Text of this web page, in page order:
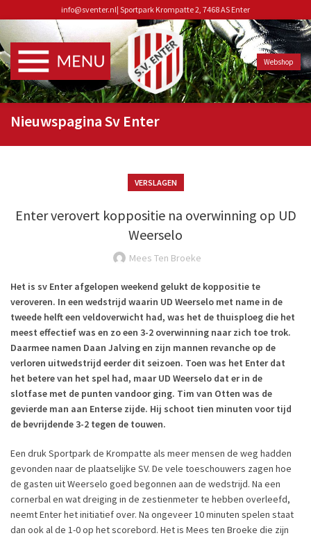
info@sventer.nl| Sportpark Krompatte 2, 7468 AS Enter
Webshop
Nieuwspagina Sv Enter
VERSLAGEN
Enter verovert koppositie na overwinning op UD
Weerselo
Mees Ten Broeke
Het is sv Enter afgelopen weekend gelukt de koppositie te
veroveren. In een wedstrijd waarin UD Weerselo met name in de
tweede helft een veldoverwicht had, was het de thuisploeg die het
meest effectief was en zo een 3-2 overwinning naar zich toe trok.
Daarmee namen Daan Jalving en zijn mannen revanche op de
verloren uitwedstrijd eerder dit seizoen. Toen was het Enter dat
het betere van het spel had, maar UD Weerselo dat er in de
slotfase met de punten vandoor ging. Tim van Otten was de
gevierde man aan Enterse zijde. Hij schoot tien minuten voor tijd
de bevrijdende 3-2 tegen de touwen.
Een druk Sportpark de Krompatte als meer mensen de weg hadden
gevonden naar de plaatselijke SV. De vele toeschouwers zagen hoe
de gasten uit Weerselo goed begonnen aan de wedstrijd. Na een
cornerbal en wat dreiging in de zestienmeter te hebben overleefd,
neemt Enter het initiatief over. Na ongeveer 10 minuten spelen staat
dan ook al de 1-0 op het scorebord. Het is Mees ten Broeke die zijn